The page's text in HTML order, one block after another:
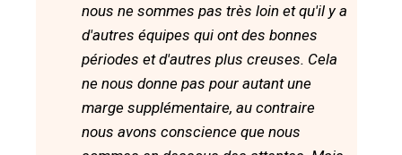
nous ne sommes pas très loin et qu'il y a
d'autres équipes qui ont des bonnes
périodes et d'autres plus creuses. Cela
ne nous donne pas pour autant une
marge supplémentaire, au contraire
nous avons conscience que nous